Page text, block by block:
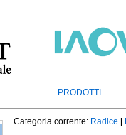
PRODOTTI
Categoria corrente: Radice